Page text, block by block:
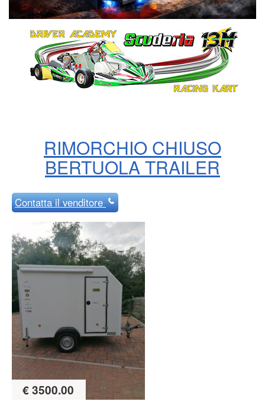
RIMORCHIO CHIUSO
BERTUOLA TRAILER
Contattail venditore
€ 3500.00